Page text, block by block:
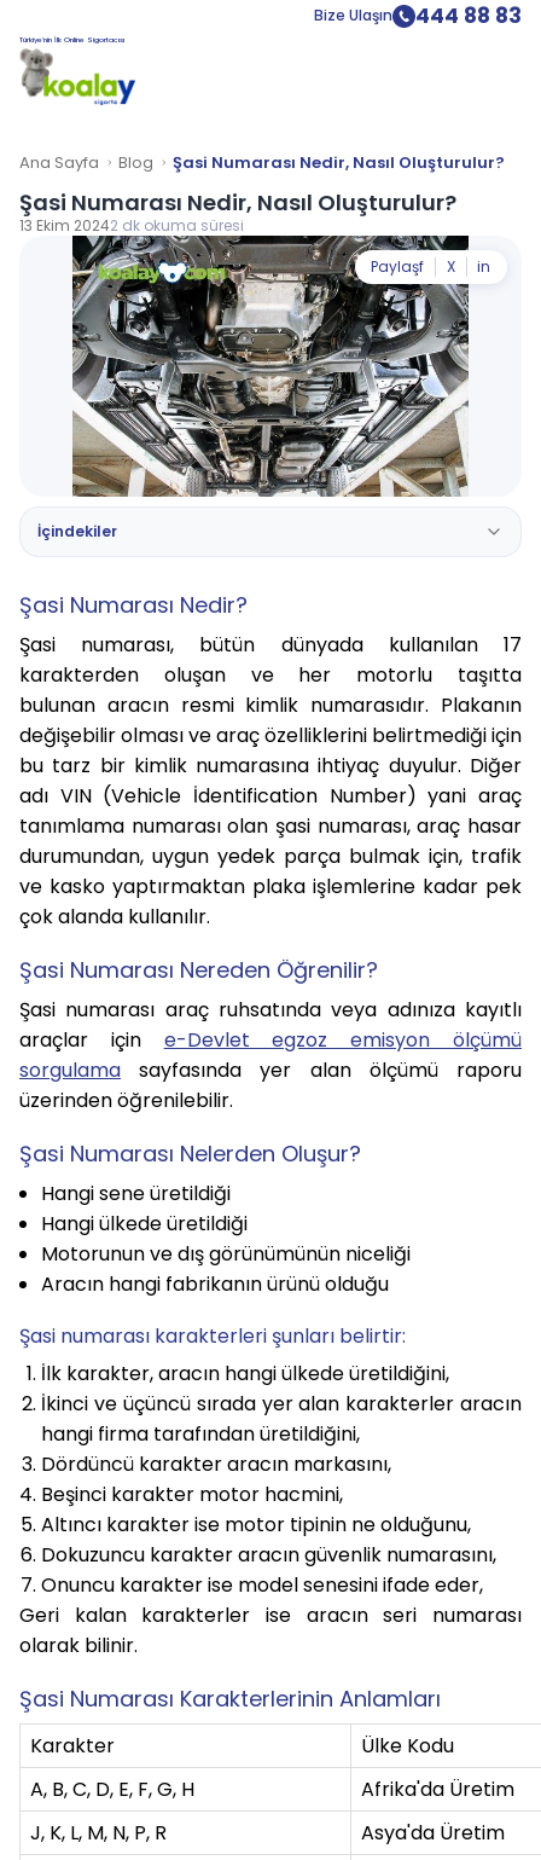
Bize Ulaşın 444 88 83
Türkiye’nin İlk Online Sigortacısı
Ana Sayfa Blog Şasi Numarası Nedir, Nasıl Oluşturulur?
Şasi Numarası Nedir, Nasıl Oluşturulur?
13 Ekim 20242 dk okuma süresi
Paylaşf X in
İçindekiler
Şasi Numarası Nedir?
Şasi numarası, bütün dünyada kullanılan 17
karakterden oluşan ve her motorlu taşıtta
bulunan aracın resmi kimlik numarasıdır. Plakanın
değişebilir olması ve araç özelliklerini belirtmediği için
bu tarz bir kimlik numarasına ihtiyaç duyulur. Diğer
adı VIN (Vehicle İdentification Number) yani araç
tanımlama numarası olan şasi numarası, araç hasar
durumundan, uygun yedek parça bulmak için, trafik
ve kasko yaptırmaktan plaka işlemlerine kadar pek
çok alanda kullanılır.
Şasi Numarası Nereden Öğrenilir?
Şasi numarası araç ruhsatında veya adınıza kayıtlı
araçlar için e-Devlet egzoz emisyon ölçümü
sorgulama sayfasında yer alan ölçümü raporu
üzerinden öğrenilebilir.
Şasi Numarası Nelerden Oluşur?
Hangi sene üretildiği
Hangi ülkede üretildiği
Motorunun ve dış görünümünün niceliği
Aracın hangi fabrikanın ürünü olduğu
Şasi numarası karakterleri şunları belirtir:
İlk karakter, aracın hangi ülkede üretildiğini,
İkinci ve üçüncü sırada yer alan karakterler aracın
hangi firma tarafından üretildiğini,
Dördüncü karakter aracın markasını,
Beşinci karakter motor hacmini,
Altıncı karakter ise motor tipinin ne olduğunu,
Dokuzuncu karakter aracın güvenlik numarasını,
Onuncu karakter ise model senesini ifade eder,
Geri kalan karakterler ise aracın seri numarası
olarak bilinir.
Şasi Numarası Karakterlerinin Anlamları
Karakter
Ülke Kodu
A, B, C, D, E, F, G, H
Afrika'da Üretim
J, K, L, M, N, P, R
Asya'da Üretim